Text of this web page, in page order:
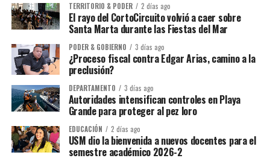
TERRITORIO & PODER 2 días ago
El rayo del CortoCircuito volvió a caer sobre
Santa Marta durante las Fiestas del Mar
PODER & GOBIERNO 3 días ago
¿Proceso fiscal contra Edgar Arias, camino a la
preclusión?
DEPARTAMENTO 3 días ago
Autoridades intensifican controles en Playa
Grande para proteger al pez loro
EDUCACIÓN 2 días ago
USM dio la bienvenida a nuevos docentes para el
semestre académico 2026-2